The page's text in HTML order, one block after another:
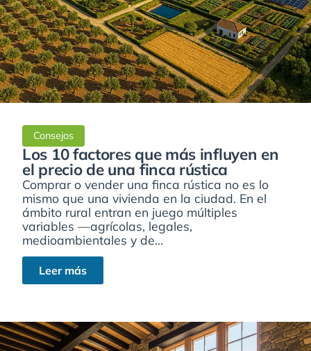
Consejos
Los 10 factores que más influyen en
el precio de una finca rústica
Comprar o vender una finca rústica no es lo
mismo que una vivienda en la ciudad. En el
ámbito rural entran en juego múltiples
variables —agrícolas, legales,
medioambientales y de...
Leer más